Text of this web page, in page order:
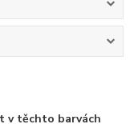
v těchto barvách